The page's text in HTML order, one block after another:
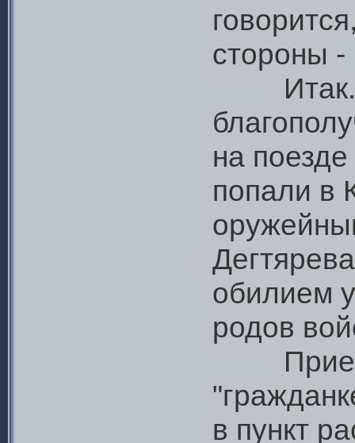
стороны -
Итак.
на
попали в
обилием
родов
в пункт